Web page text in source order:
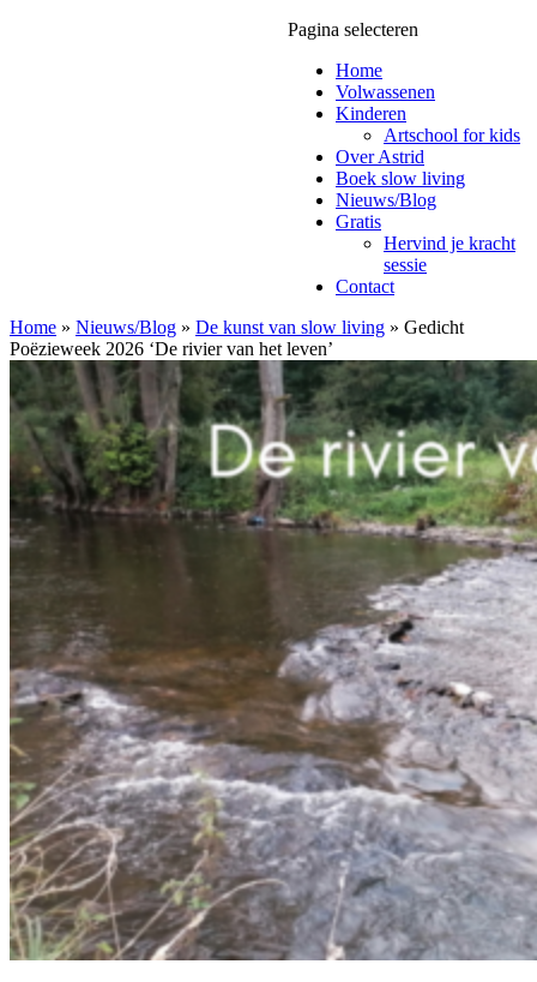
Pagina selecteren
Home
Volwassenen
Kinderen
Artschool for kids
Over Astrid
Boek slow living
Nieuws/Blog
Gratis
Hervind je kracht
sessie
Contact
Home » Nieuws/Blog » De kunst van slow living » Gedicht
Poëzieweek 2026 ‘De rivier van het leven’